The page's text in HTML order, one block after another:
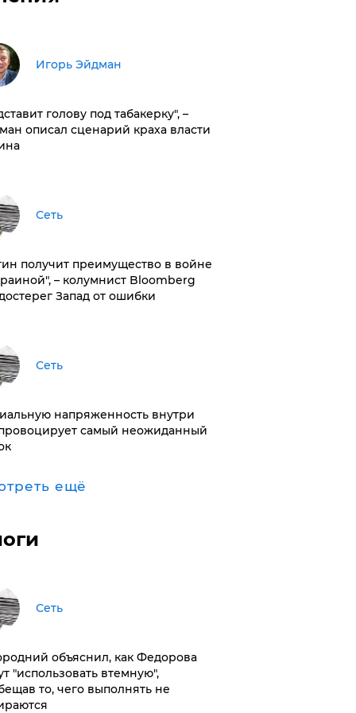
Игорь Эйдман
голову под табакерку", –
описал сценарий краха власти
Сеть
получит преимущество в войне
– колумнист Bloomberg
Запад от ошибки
Сеть
напряженность внутри
самый неожиданный
ещё
Сеть
объяснил, как Федорова
"использовать втемную",
то, чего выполнять не